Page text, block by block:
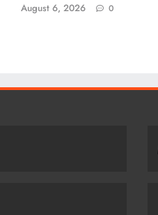
August 6, 2026 0